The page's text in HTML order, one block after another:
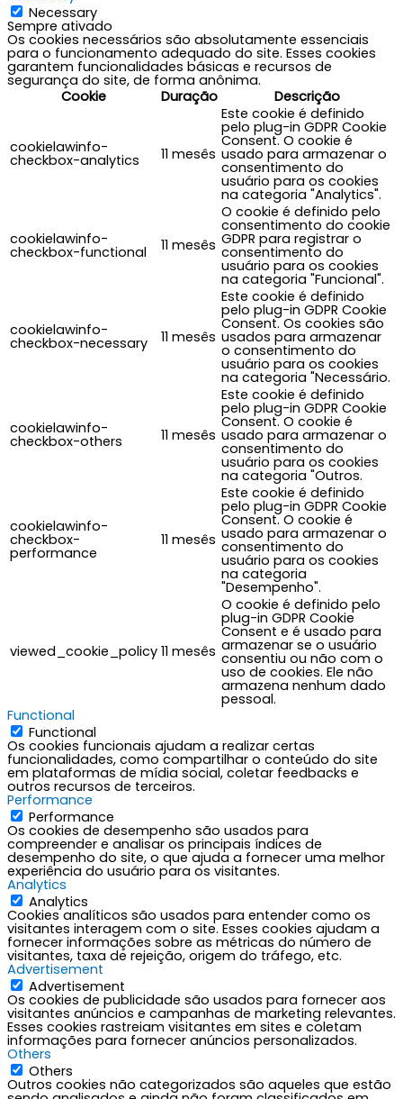
Necessary
Sempre ativado
Os cookies necessários são absolutamente essenciais
para o funcionamento adequado do site. Esses cookies
garantem funcionalidades básicas e recursos de
segurança do site, de forma anônima.
Cookie
Duração Descrição
cookielawinfo-
checkbox-analytics 11 mesês
Este cookie é definido
pelo plug-in GDPR Cookie
Consent. O cookie é
usado para armazenar o
consentimento do
usuário para os cookies
na categoria "Analytics".
cookielawinfo-
checkbox-functional 11 mesês
O cookie é definido pelo
consentimento do cookie
GDPR para registrar o
consentimento do
usuário para os cookies
na categoria "Funcional".
cookielawinfo-
checkbox-necessary 11 mesês
Este cookie é definido
pelo plug-in GDPR Cookie
Consent. Os cookies são
usados para armazenar
o consentimento do
usuário para os cookies
na categoria "Necessário.
cookielawinfo-
checkbox-others 11 mesês
Este cookie é definido
pelo plug-in GDPR Cookie
Consent. O cookie é
usado para armazenar o
consentimento do
usuário para os cookies
na categoria "Outros.
cookielawinfo-
checkbox-
performance
11 mesês
Este cookie é definido
pelo plug-in GDPR Cookie
Consent. O cookie é
usado para armazenar o
consentimento do
usuário para os cookies
na categoria
"Desempenho".
viewed_cookie_policy 11 mesês
O cookie é definido pelo
plug-in GDPR Cookie
Consent e é usado para
armazenar se o usuário
consentiu ou não com o
uso de cookies. Ele não
armazena nenhum dado
pessoal.
Functional
Functional
Os cookies funcionais ajudam a realizar certas
funcionalidades, como compartilhar o conteúdo do site
em plataformas de mídia social, coletar feedbacks e
outros recursos de terceiros.
Performance
Performance
Os cookies de desempenho são usados para
compreender e analisar os principais índices de
desempenho do site, o que ajuda a fornecer uma melhor
experiência do usuário para os visitantes.
Analytics
Analytics
Cookies analíticos são usados para entender como os
visitantes interagem com o site. Esses cookies ajudam a
fornecer informações sobre as métricas do número de
visitantes, taxa de rejeição, origem do tráfego, etc.
Advertisement
Advertisement
Os cookies de publicidade são usados para fornecer aos
visitantes anúncios e campanhas de marketing relevantes.
Esses cookies rastreiam visitantes em sites e coletam
informações para fornecer anúncios personalizados.
Others
Others
Outros cookies não categorizados são aqueles que estão